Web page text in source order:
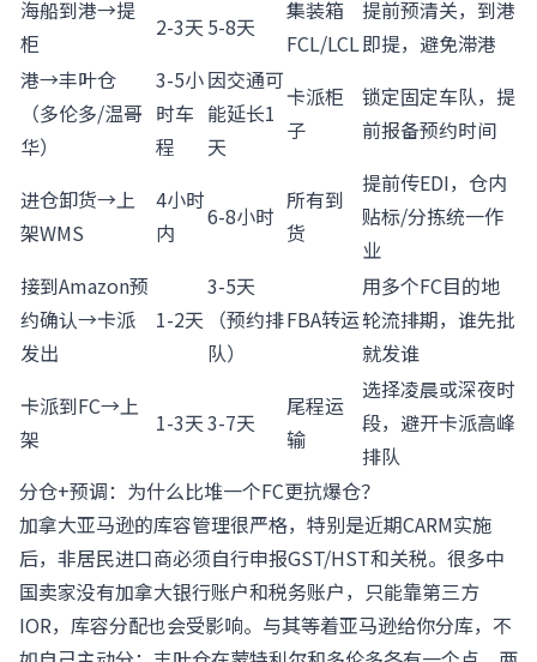
海船到港→提
柜
2-3天 5-8天
集装箱
FCL/LCL
提前预清关，到港
即提，避免滞港
港→丰叶仓
（多伦多/温哥
华）
3-5小
时车
程
因交通可
能延长1
天
卡派柜
子
锁定固定车队，提
前报备预约时间
进仓卸货→上
架WMS
4小时
内
6-8小时
所有到
货
提前传EDI，仓内
贴标/分拣统一作
业
接到Amazon预
约确认→卡派
发出
1-2天
3-5天
（预约排
队）
FBA转运
用多个FC目的地
轮流排期，谁先批
就发谁
卡派到FC→上
架
1-3天3-7天
尾程运
输
选择凌晨或深夜时
段，避开卡派高峰
排队
分仓+预调：为什么比堆一个FC更抗爆仓？
加拿大亚马逊的库容管理很严格，特别是近期CARM实施
后，非居民进口商必须自行申报GST/HST和关税。很多中
国卖家没有加拿大银行账户和税务账户，只能靠第三方
IOR，库容分配也会受影响。与其等着亚马逊给你分库，不